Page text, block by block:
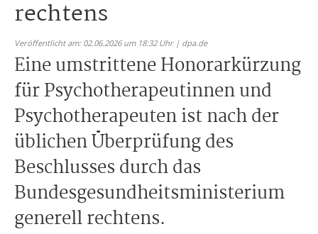
rechtens
Veröffentlicht am: 02.06.2026 um 18:32 Uhr | dpa.de
Eine umstrittene Honorarkürzung
für Psychotherapeutinnen und
Psychotherapeuten ist nach der
üblichen Überprüfung des
Beschlusses durch das
Bundesgesundheitsministerium
generell rechtens.